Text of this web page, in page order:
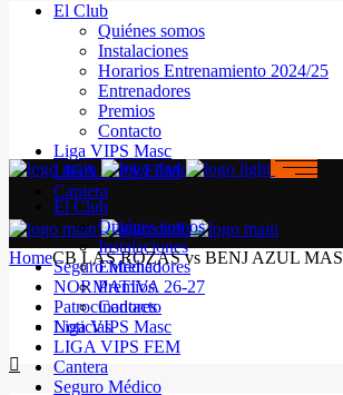
El Club
Quiénes somos
Instalaciones
Horarios Entrenamiento 2024/25
Entrenadores
Premios
Contacto
Liga VIPS Masc
LIGA VIPS FEM
Cantera
Seguro Médico
NORMATIVA 26-27
Patrocinadores
Noticias
El Club
Quiénes somos
Instalaciones
Entrenadores
Premios
Contacto
Liga VIPS Masc
LIGA VIPS FEM
Cantera
Seguro Médico
HomeCB LAS ROZAS vs BENJ AZUL MAS